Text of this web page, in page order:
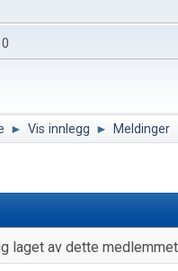
► Vis innlegg ► Meldinger
laget av dette